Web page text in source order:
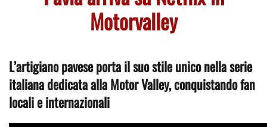
Motorvalley
L’artigiano pavese porta il suo stile unico nella serie
italiana dedicata alla Motor Valley, conquistando fan
locali e internazionali